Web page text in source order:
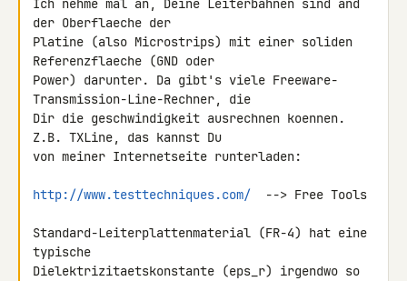
Ich nehme mal an, Deine Leiterbahnen sind and
der Oberflaeche der
Platine (also Microstrips) mit einer soliden
Referenzflaeche (GND oder
Power) darunter. Da gibt's viele Freeware-
Transmission-Line-Rechner, die
Dir die geschwindigkeit ausrechnen koennen.
Z.B. TXLine, das kannst Du
von meiner Internetseite runterladen:
http://www.testtechniques.com/
  --> Free Tools
Standard-Leiterplattenmaterial (FR-4) hat eine
typische
Dielektrizitaetskonstante (eps_r) irgendwo so